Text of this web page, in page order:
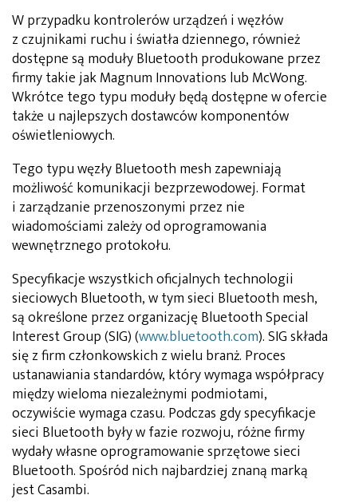
W przypadku kontrolerów urządzeń i węzłów
z czujnikami ruchu i światła dziennego, również
dostępne są moduły Bluetooth produkowane przez
firmy takie jak Magnum Innovations lub McWong.
Wkrótce tego typu moduły będą dostępne w ofercie
także u najlepszych dostawców komponentów
oświetleniowych.
Tego typu węzły Bluetooth mesh zapewniają
możliwość komunikacji bezprzewodowej. Format
i zarządzanie przenoszonymi przez nie
wiadomościami zależy od oprogramowania
wewnętrznego protokołu.
Specyfikacje wszystkich oficjalnych technologii
sieciowych Bluetooth, w tym sieci Bluetooth mesh,
są określone przez organizację Bluetooth Special
Interest Group (SIG) (www.bluetooth.com). SIG składa
się z firm członkowskich z wielu branż. Proces
ustanawiania standardów, który wymaga współpracy
między wieloma niezależnymi podmiotami,
oczywiście wymaga czasu. Podczas gdy specyfikacje
sieci Bluetooth były w fazie rozwoju, różne firmy
wydały własne oprogramowanie sprzętowe sieci
Bluetooth. Spośród nich najbardziej znaną marką
jest Casambi.